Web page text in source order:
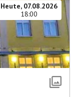
Heute, 07.08.2026
18:00